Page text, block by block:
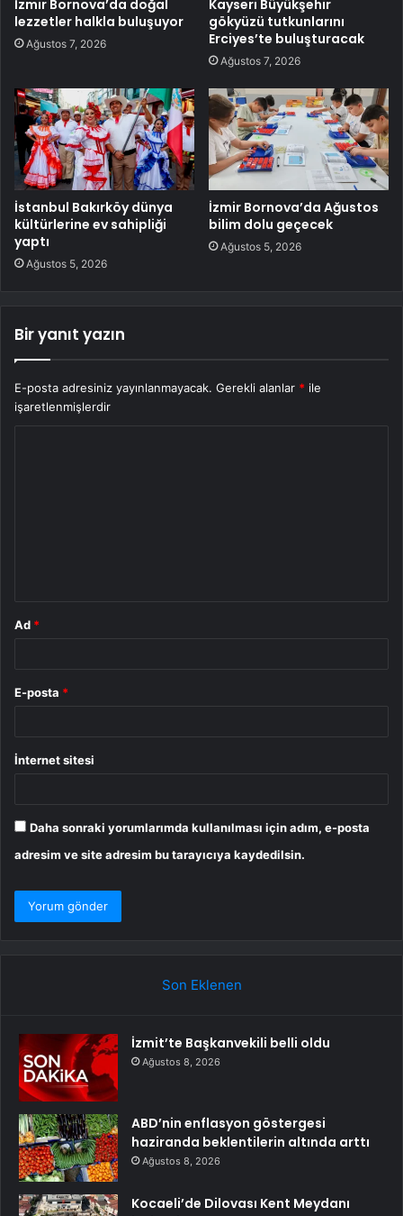
İzmir Bornova’da doğal
lezzetler halkla buluşuyor
Ağustos 7, 2026
Kayseri Büyükşehir
gökyüzü tutkunlarını
Erciyes’te buluşturacak
Ağustos 7, 2026
İstanbul Bakırköy dünya
kültürlerine ev sahipliği
yaptı
Ağustos 5, 2026
İzmir Bornova’da Ağustos
bilim dolu geçecek
Ağustos 5, 2026
Bir yanıt yazın
E-posta adresiniz yayınlanmayacak. Gerekli alanlar * ile
işaretlenmişlerdir
Ad *
E-posta *
İnternet sitesi
Daha sonraki yorumlarımda kullanılması için adım, e-posta
adresim ve site adresim bu tarayıcıya kaydedilsin.
Son Eklenen
İzmit’te Başkanvekili belli oldu
Ağustos 8, 2026
ABD’nin enflasyon göstergesi
haziranda beklentilerin altında arttı
Ağustos 8, 2026
Kocaeli’de Dilovası Kent Meydanı